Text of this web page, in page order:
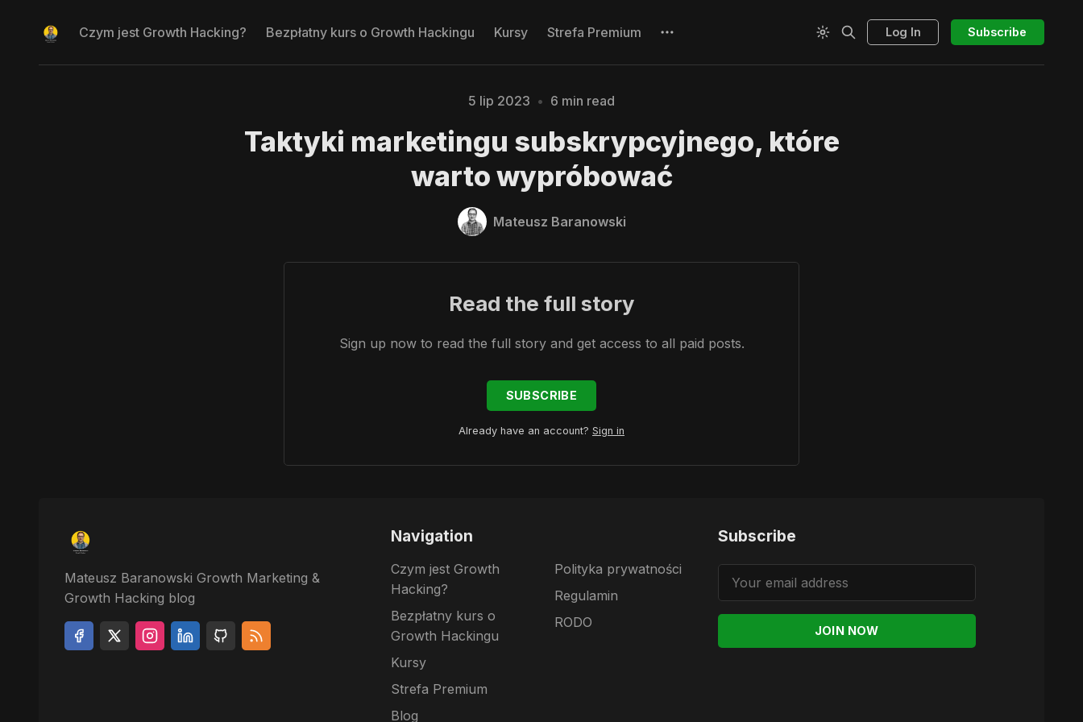
Czym jest Growth Hacking? Bezpłatny kurs o Growth Hackingu Kursy Strefa Premium Blog Log In Subscribe
5 lip 2023 • 6 min read
Taktyki marketingu subskrypcyjnego, które
warto wypróbować
Mateusz Baranowski
Read the full story
Sign up now to read the full story and get access to all paid posts.
SUBSCRIBE
Already have an account? Sign in
Mateusz Baranowski Growth Marketing &
Growth Hacking blog
Navigation
Czym jest Growth
Hacking?
Bezpłatny kurs o
Growth Hackingu
Kursy
Strefa Premium
Blog
Polityka prywatności
Regulamin
RODO
Subscribe
JOIN NOW